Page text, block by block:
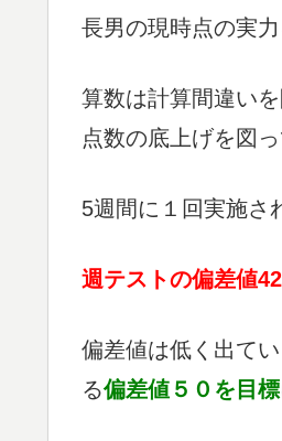
長男の現時点の実
算数は計算間違い
点数の底上げを図
5週間に１回実施さ
週テストの偏差値
偏差値は低く出て
る偏差値５０を目標